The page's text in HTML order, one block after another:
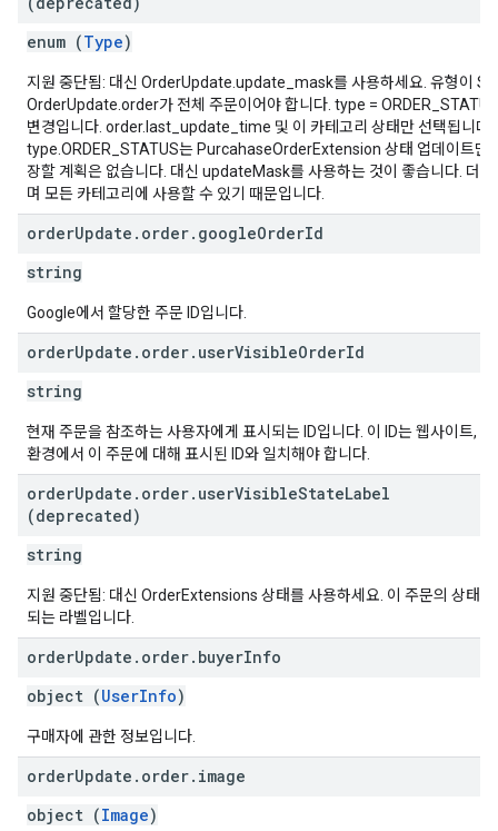
enum (Type)
지원 중단됨: 대신 OrderUpdate.update_mask를 사용하세요. 유형이
OrderUpdate.order가 전체 주문이어야 합니다. type =
변경입니다. order.last_update_time 및 이 카테고리 상태만 선택됩니다.
type.ORDER_STATUS는 PurcahaseOrderExtension 상태 업데이트만
장할 계획은 없습니다. 대신 updateMask를 사용하는 것이 좋습니다. 더
며 모든 카테고리에 사용할 수 있기 때문입니다.
orderUpdate . order. googleOrderId
string
Google에서 할당한 주문 ID입니다.
orderUpdate . order. userVisibleOrderId
string
현재 주문을 참조하는 사용자에게 표시되는 ID입니다. 이 ID는 웹사이트,
환경에서 이 주문에 대해 표시된 ID와 일치해야 합니다.
orderUpdate . order. userVisibleStateLabel
(deprecated)
string
지원 중단됨: 대신 OrderExtensions 상태를 사용하세요. 이 주문의 상태
되는 라벨입니다.
orderUpdate . order. buyerInfo
object (UserInfo)
구매자에 관한 정보입니다.
orderUpdate . order. image
object (Image)